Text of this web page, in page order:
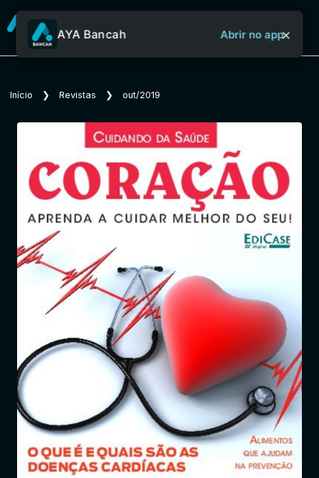
Sobre o Aya Bancah
Início
Revistas
Notícias
Entrar
AYA Bancah Abrir no app×
Início ❯ Revistas ❯ out/2019